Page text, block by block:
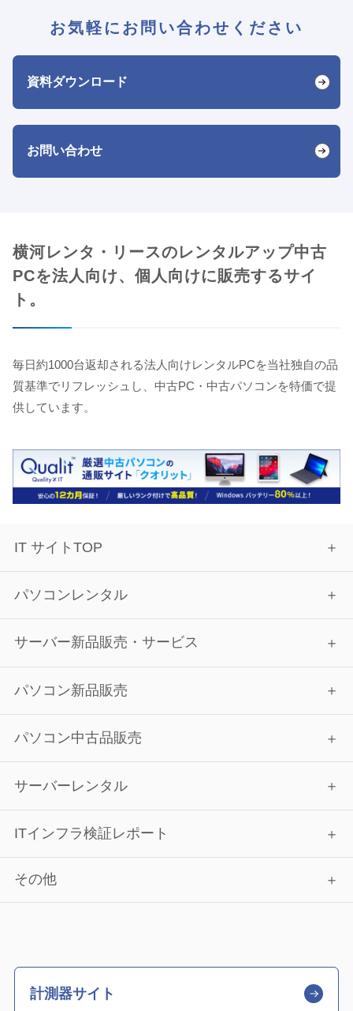
お気軽にお問い合わせください
資料ダウンロード
お問い合わせ
横河レンタ・リースのレンタルアップ中古
PCを法人向け、個人向けに販売するサイ
ト。
毎日約1000台返却される法人向けレンタルPCを当社独自の品
質基準でリフレッシュし、中古PC・中古パソコンを特価で提
供しています。
IT サイトTOP
パソコンレンタル
サーバー新品販売・サービス
パソコン新品販売
パソコン中古品販売
サーバーレンタル
ITインフラ検証レポート
その他
計測器サイト